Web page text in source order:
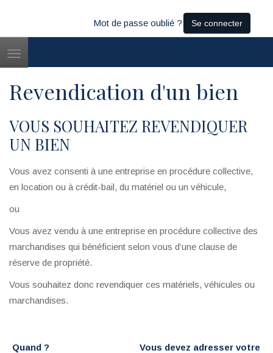
Mot de passe oublié ? Se connecter
Toggle
Revendication d'un bien
VOUS SOUHAITEZ REVENDIQUER
UN BIEN
Vous avez consenti à une entreprise en procédure collective,
en location ou à crédit-bail, du matériel ou un véhicule,
ou
Vous avez vendu à une entreprise en procédure collective des
marchandises qui bénéficient selon vous d’une clause de
réserve de propriété.
Vous souhaitez donc revendiquer ces matériels, véhicules ou
marchandises.
Quand ?
Vous devez adresser votre